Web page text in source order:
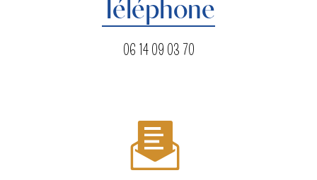
Téléphone
06 14 09 03 70